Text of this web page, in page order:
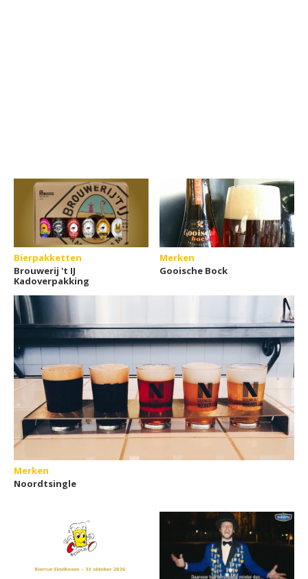
Bierpakketten
Brouwerij 't IJ
Kadoverpakking
Merken
Gooische Bock
Merken
Noordtsingle